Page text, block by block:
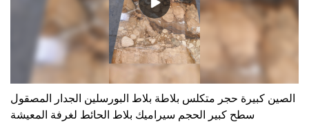
الصين كبيرة حجر متكلس بلاطة بلاط البورسلين الجدار المصقول
سطح كبير الحجم سيراميك بلاط الحائط لغرفة المعيشة